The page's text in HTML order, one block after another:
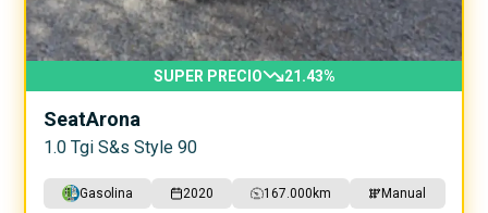
SUPER PRECIO 21.43%
SeatArona
1.0 Tgi S&s Style 90
Gasolina 2020 167.000 km Manual